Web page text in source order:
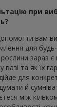
при
вам
для будь-
зараз є
вазі та як їх
для
й
між